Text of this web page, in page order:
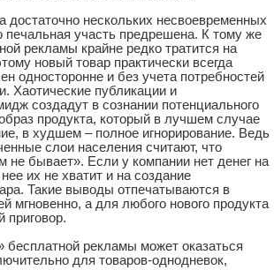
достаточно нескольких несвоевременных
печальная участь предрешена. К тому же
рекламы крайне редко тратится на
новый товар практически всегда
односторонне и без учета потребностей
Хаотические публикации и
создадут в сознании потенциального
продукта, который в лучшем случае
в худшем – полное игнорирование. Ведь
слои населения считают, что
не бывает». Если у компании нет денег на
их не хватит и на создание
Такие выводы отпечатываются в
мгновенно, а для любого нового продукта
приговор.
бесплатной рекламы может оказаться
для товаров-однодневок,